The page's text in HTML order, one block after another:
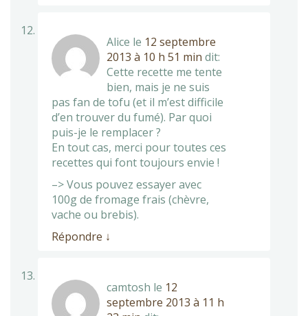
Alice le 12 septembre
2013 à 10 h 51 min dit:
Cette recette me tente
bien, mais je ne suis
pas fan de tofu (et il m’est difficile
d’en trouver du fumé). Par quoi
puis-je le remplacer ?
En tout cas, merci pour toutes ces
recettes qui font toujours envie !
–> Vous pouvez essayer avec
100g de fromage frais (chèvre,
vache ou brebis).
Répondre ↓
camtosh le 12
septembre 2013 à 11 h